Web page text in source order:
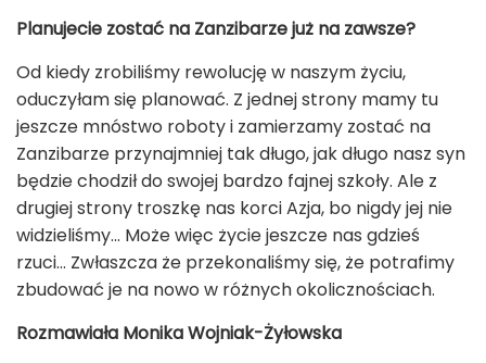
Planujecie zostać na Zanzibarze już na zawsze?
Od kiedy zrobiliśmy rewolucję w naszym życiu,
oduczyłam się planować. Z jednej strony mamy tu
jeszcze mnóstwo roboty i zamierzamy zostać na
Zanzibarze przynajmniej tak długo, jak długo nasz syn
będzie chodził do swojej bardzo fajnej szkoły. Ale z
drugiej strony troszkę nas korci Azja, bo nigdy jej nie
widzieliśmy... Może więc życie jeszcze nas gdzieś
rzuci... Zwłaszcza że przekonaliśmy się, że potrafimy
zbudować je na nowo w różnych okolicznościach.
Rozmawiała Monika Wojniak-Żyłowska